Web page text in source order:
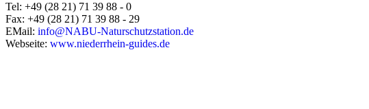
Tel: +49 (28 21) 71 39 88 - 0
Fax: +49 (28 21) 71 39 88 - 29
EMail: info@NABU-Naturschutzstation.de
Webseite: www.niederrhein-guides.de